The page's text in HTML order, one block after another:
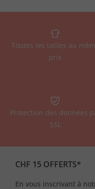
Toutes les tailles au
prix
Protection des données
SSL
CHF 15 OFFERTS*
En vous inscrivant à